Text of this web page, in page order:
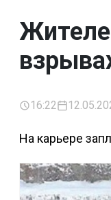
16:22
На карьере